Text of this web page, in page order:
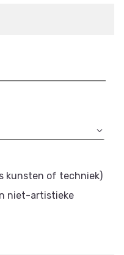
kunsten of techniek)
niet-artistieke